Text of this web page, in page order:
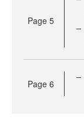
Page 5
Page 6